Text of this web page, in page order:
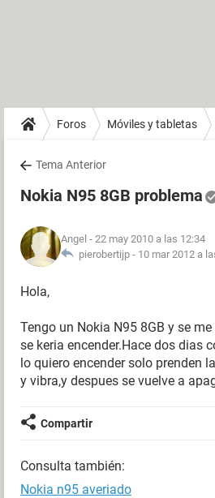
Foros Móviles y tabletas
Tema Anterior
Nokia N95 8GB problema
Angel - 22 may 2010 a las 12:34
pierobertijp - 10 mar 2012 a
Hola,
Tengo un Nokia N95 8GB y se
se keria encender.Hace dos dias
lo quiero encender solo prenden
y vibra,y despues se vuelve a
Compartir
Consulta también:
Nokia n95 averiado